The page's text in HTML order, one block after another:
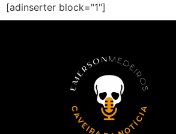
[adinserter block="1"]